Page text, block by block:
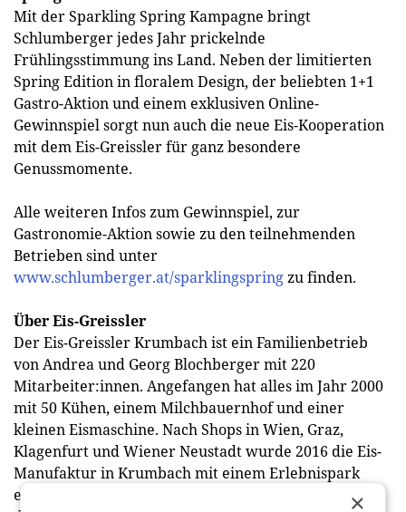
Mit der Sparkling Spring Kampagne bringt
Schlumberger jedes Jahr prickelnde
Frühlingsstimmung ins Land. Neben der limitierten
Spring Edition in floralem Design, der beliebten 1+1
Gastro-Aktion und einem exklusiven Online-
Gewinnspiel sorgt nun auch die neue Eis-Kooperation
mit dem Eis-Greissler für ganz besondere
Genussmomente.
Alle weiteren Infos zum Gewinnspiel, zur
Gastronomie-Aktion sowie zu den teilnehmenden
Betrieben sind unter
www.schlumberger.at/sparklingspringzu finden.
Über Eis-Greissler
Der Eis-Greissler Krumbach ist ein Familienbetrieb
von Andrea und Georg Blochberger mit 220
Mitarbeiter:innen. Angefangen hat alles im Jahr 2000
mit 50 Kühen, einem Milchbauernhof und einer
kleinen Eismaschine. Nach Shops in Wien, Graz,
Klagenfurt und Wiener Neustadt wurde 2016 die Eis-
Manufaktur in Krumbach mit einem Erlebnispark
eröﬀnet. 2019 kam die „Eis-Zeitreise“ hinzu, welche
×